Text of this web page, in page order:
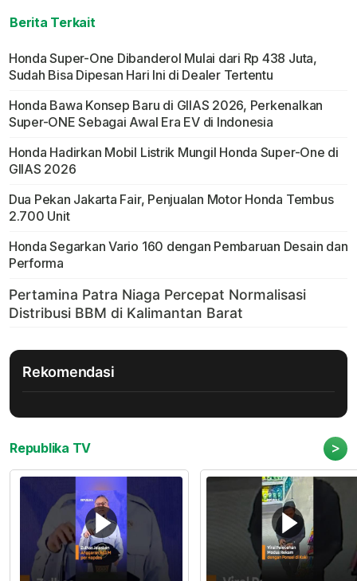
Berita Terkait
Honda Super-One Dibanderol Mulai dari Rp 438 Juta,
Sudah Bisa Dipesan Hari Ini di Dealer Tertentu
Honda Bawa Konsep Baru di GIIAS 2026, Perkenalkan
Super-ONE Sebagai Awal Era EV di Indonesia
Honda Hadirkan Mobil Listrik Mungil Honda Super-One di
GIIAS 2026
Dua Pekan Jakarta Fair, Penjualan Motor Honda Tembus
2.700 Unit
Honda Segarkan Vario 160 dengan Pembaruan Desain dan
Performa
Rekomendasi
Republika TV >